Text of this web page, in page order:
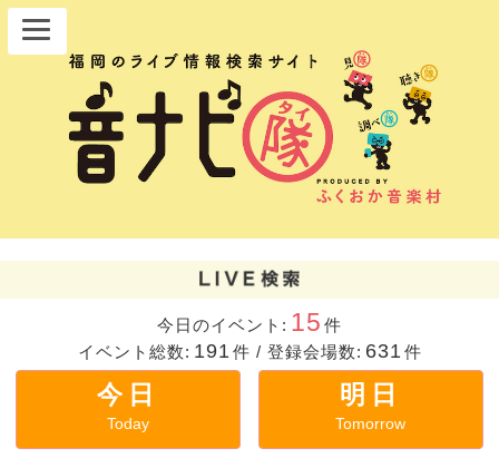
今日のイベント: 15 件
イベント総数: 191 件 / 登録会場数: 631 件
今日
Today
明日
Tomorrow